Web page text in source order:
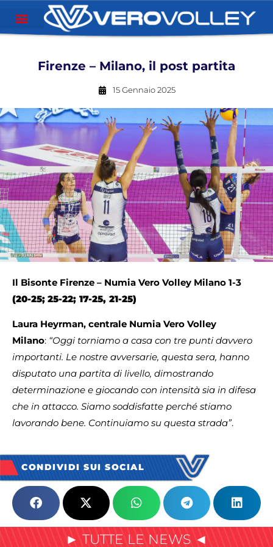
Firenze – Milano, il post partita
15 Gennaio 2025
Il Bisonte Firenze – Numia Vero Volley Milano 1-3
(20-25; 25-22; 17-25, 21-25)
Laura Heyrman, centrale Numia Vero Volley
Milano: “Oggi torniamo a casa con tre punti davvero
importanti. Le nostre avversarie, questa sera, hanno
disputato una partita di livello, dimostrando
determinazione e giocando con intensità sia in difesa
che in attacco. Siamo soddisfatte perché stiamo
lavorando bene. Continuiamo su questa strada”.
CONDIVIDI SUI SOCIAL
► TUTTE LE NEWS ◄